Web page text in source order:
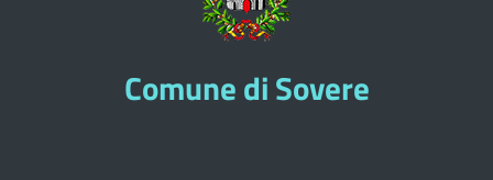
Comune di Sovere